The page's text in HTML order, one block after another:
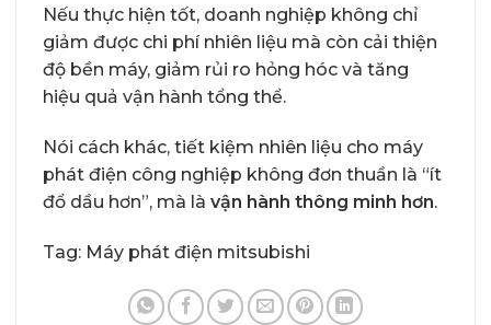
Nếu thực hiện tốt, doanh nghiệp không chỉ
giảm được chi phí nhiên liệu mà còn cải thiện
độ bền máy, giảm rủi ro hỏng hóc và tăng
hiệu quả vận hành tổng thể.
Nói cách khác, tiết kiệm nhiên liệu cho máy
phát điện công nghiệp không đơn thuần là “ít
đổ dầu hơn”, mà là vận hành thông minh hơn.
Tag: Máy phát điện mitsubishi